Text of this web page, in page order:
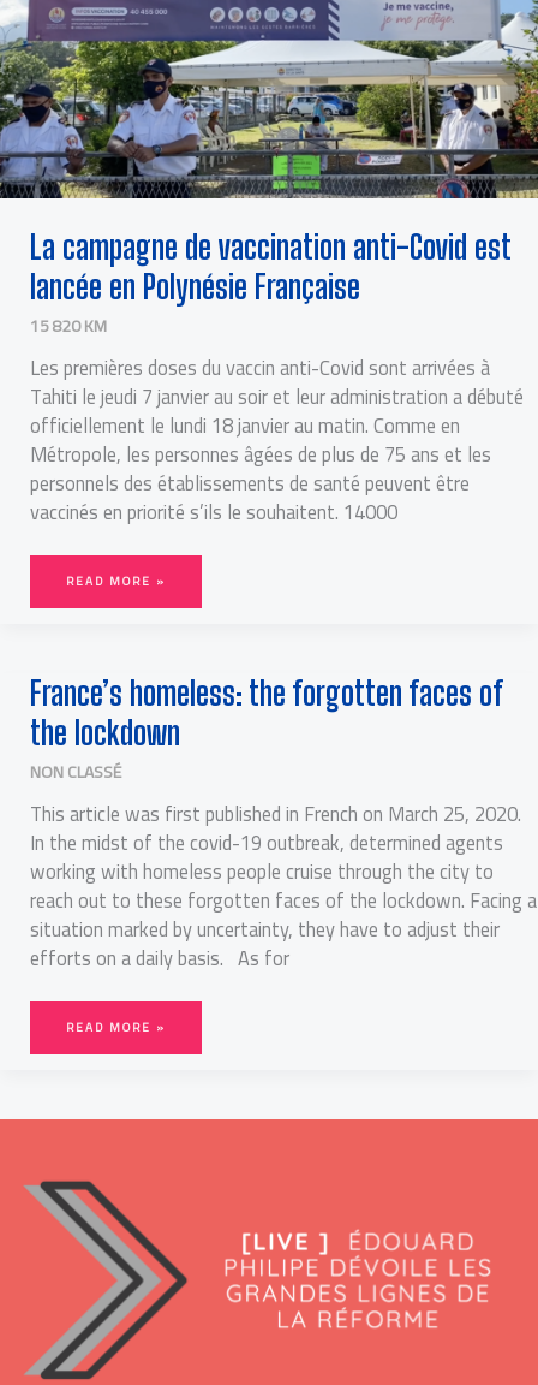
La campagne de vaccination anti-Covid est
lancée en Polynésie Française
15 820 KM
Les premières doses du vaccin anti-Covid sont arrivées à
Tahiti le jeudi 7 janvier au soir et leur administration a débuté
officiellement le lundi 18 janvier au matin. Comme en
Métropole, les personnes âgées de plus de 75 ans et les
personnels des établissements de santé peuvent être
vaccinés en priorité s’ils le souhaitent. 14000
READ MORE »
France’s homeless: the forgotten faces of
the lockdown
NON CLASSÉ
This article was first published in French on March 25, 2020.
In the midst of the covid-19 outbreak, determined agents
working with homeless people cruise through the city to
reach out to these forgotten faces of the lockdown. Facing a
situation marked by uncertainty, they have to adjust their
efforts on a daily basis. As for
FRANCE’S
HOMELESS:
THE
FORGOTTEN
FACES
OF
THE
LOCKDOWN
READ MORE »